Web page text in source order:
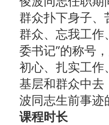
群众扑下身子
群众、忘我工作
委书记”的称号
初心、扎实工
基层和群众中
波同志生前事迹
课程时长